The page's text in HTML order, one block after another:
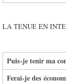
LA TENUE EN
Puis-je tenir ma
Ferai-je des